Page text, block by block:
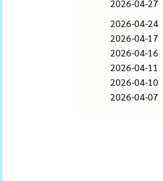
2026-04-27
2026-04-24
2026-04-17
2026-04-16
2026-04-11
2026-04-10
2026-04-07